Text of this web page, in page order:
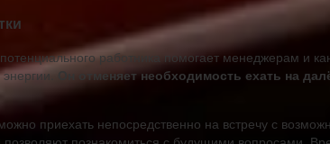
работника помогает менеджерам и
Он отменяет необходимость ехать на
приехать непосредственно на встречу с